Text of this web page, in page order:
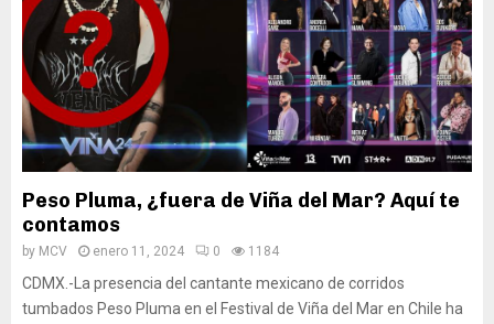
Peso Pluma, ¿fuera de Viña del Mar? Aquí te
contamos
by MCV enero 11, 2024 0 1184
CDMX.-La presencia del cantante mexicano de corridos
tumbados Peso Pluma en el Festival de Viña del Mar en Chile ha